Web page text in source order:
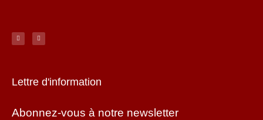
Lettre d'information
Abonnez-vous à notre newsletter